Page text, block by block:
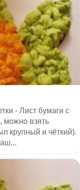
- Лист бумаги с
можно взять
крупный и чёткий).